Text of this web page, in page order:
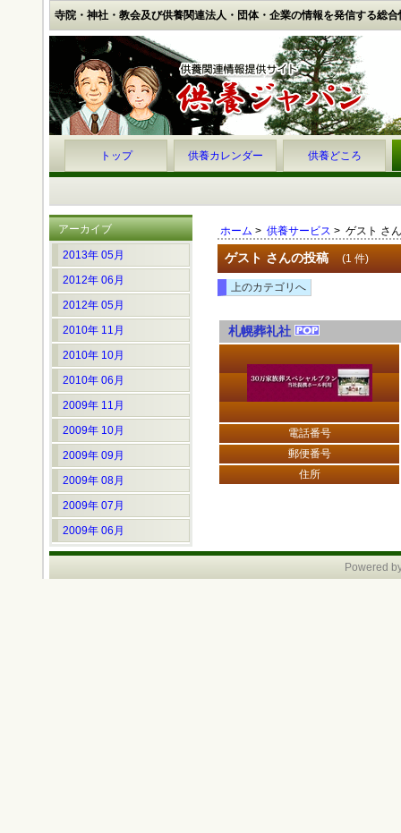
寺院・神社・教会及び供養関連法人・団体・企業の情報を発信する総
トップ 供養カレンダー 供養どころ
アーカイブ
2013年 05月
2012年 06月
2012年 05月
2010年 11月
2010年 10月
2010年 06月
2009年 11月
2009年 10月
2009年 09月
2009年 08月
2009年 07月
2009年 06月
ホーム > 供養サービス > ゲスト さ
ゲスト さんの投稿 (1 件)
上のカテゴリへ
札幌葬礼社
電話番号
郵便番号
住所
Powered